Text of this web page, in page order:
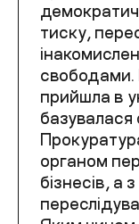
тиску,
свободами.
прийшла в
органом
бізнесів, а